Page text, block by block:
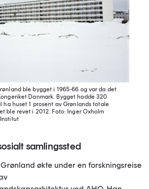
ble bygget i 1965-66 og var da det
Danmark. Bygget hadde 320
ha huset 1 prosent av Grønlands totale
ble revet i 2012. Foto: Inger Oxholm
samlingssted
økte under en forskningsreise